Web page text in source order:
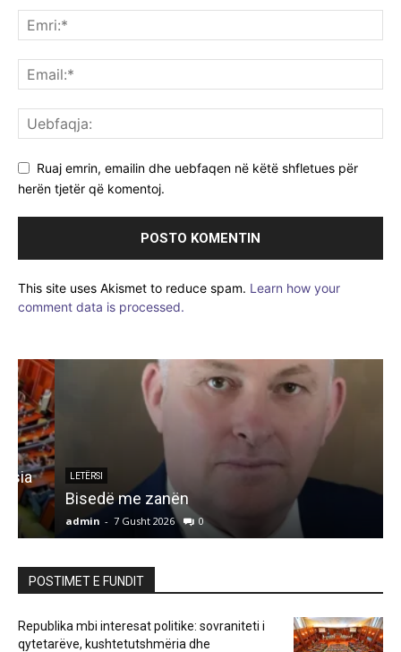
Ruaj emrin, emailin dhe uebfaqen në këtë shfletues për
herën tjetër që komentoj.
This site uses Akismet to reduce spam. Learn how your
comment data is processed.
LETËRSI
Bisedë me zanën
admin - 7 Gusht 2026 0
POSTIMET E FUNDIT
Republika mbi interesat politike: sovraniteti i
qytetarëve, kushtetutshmëria dhe